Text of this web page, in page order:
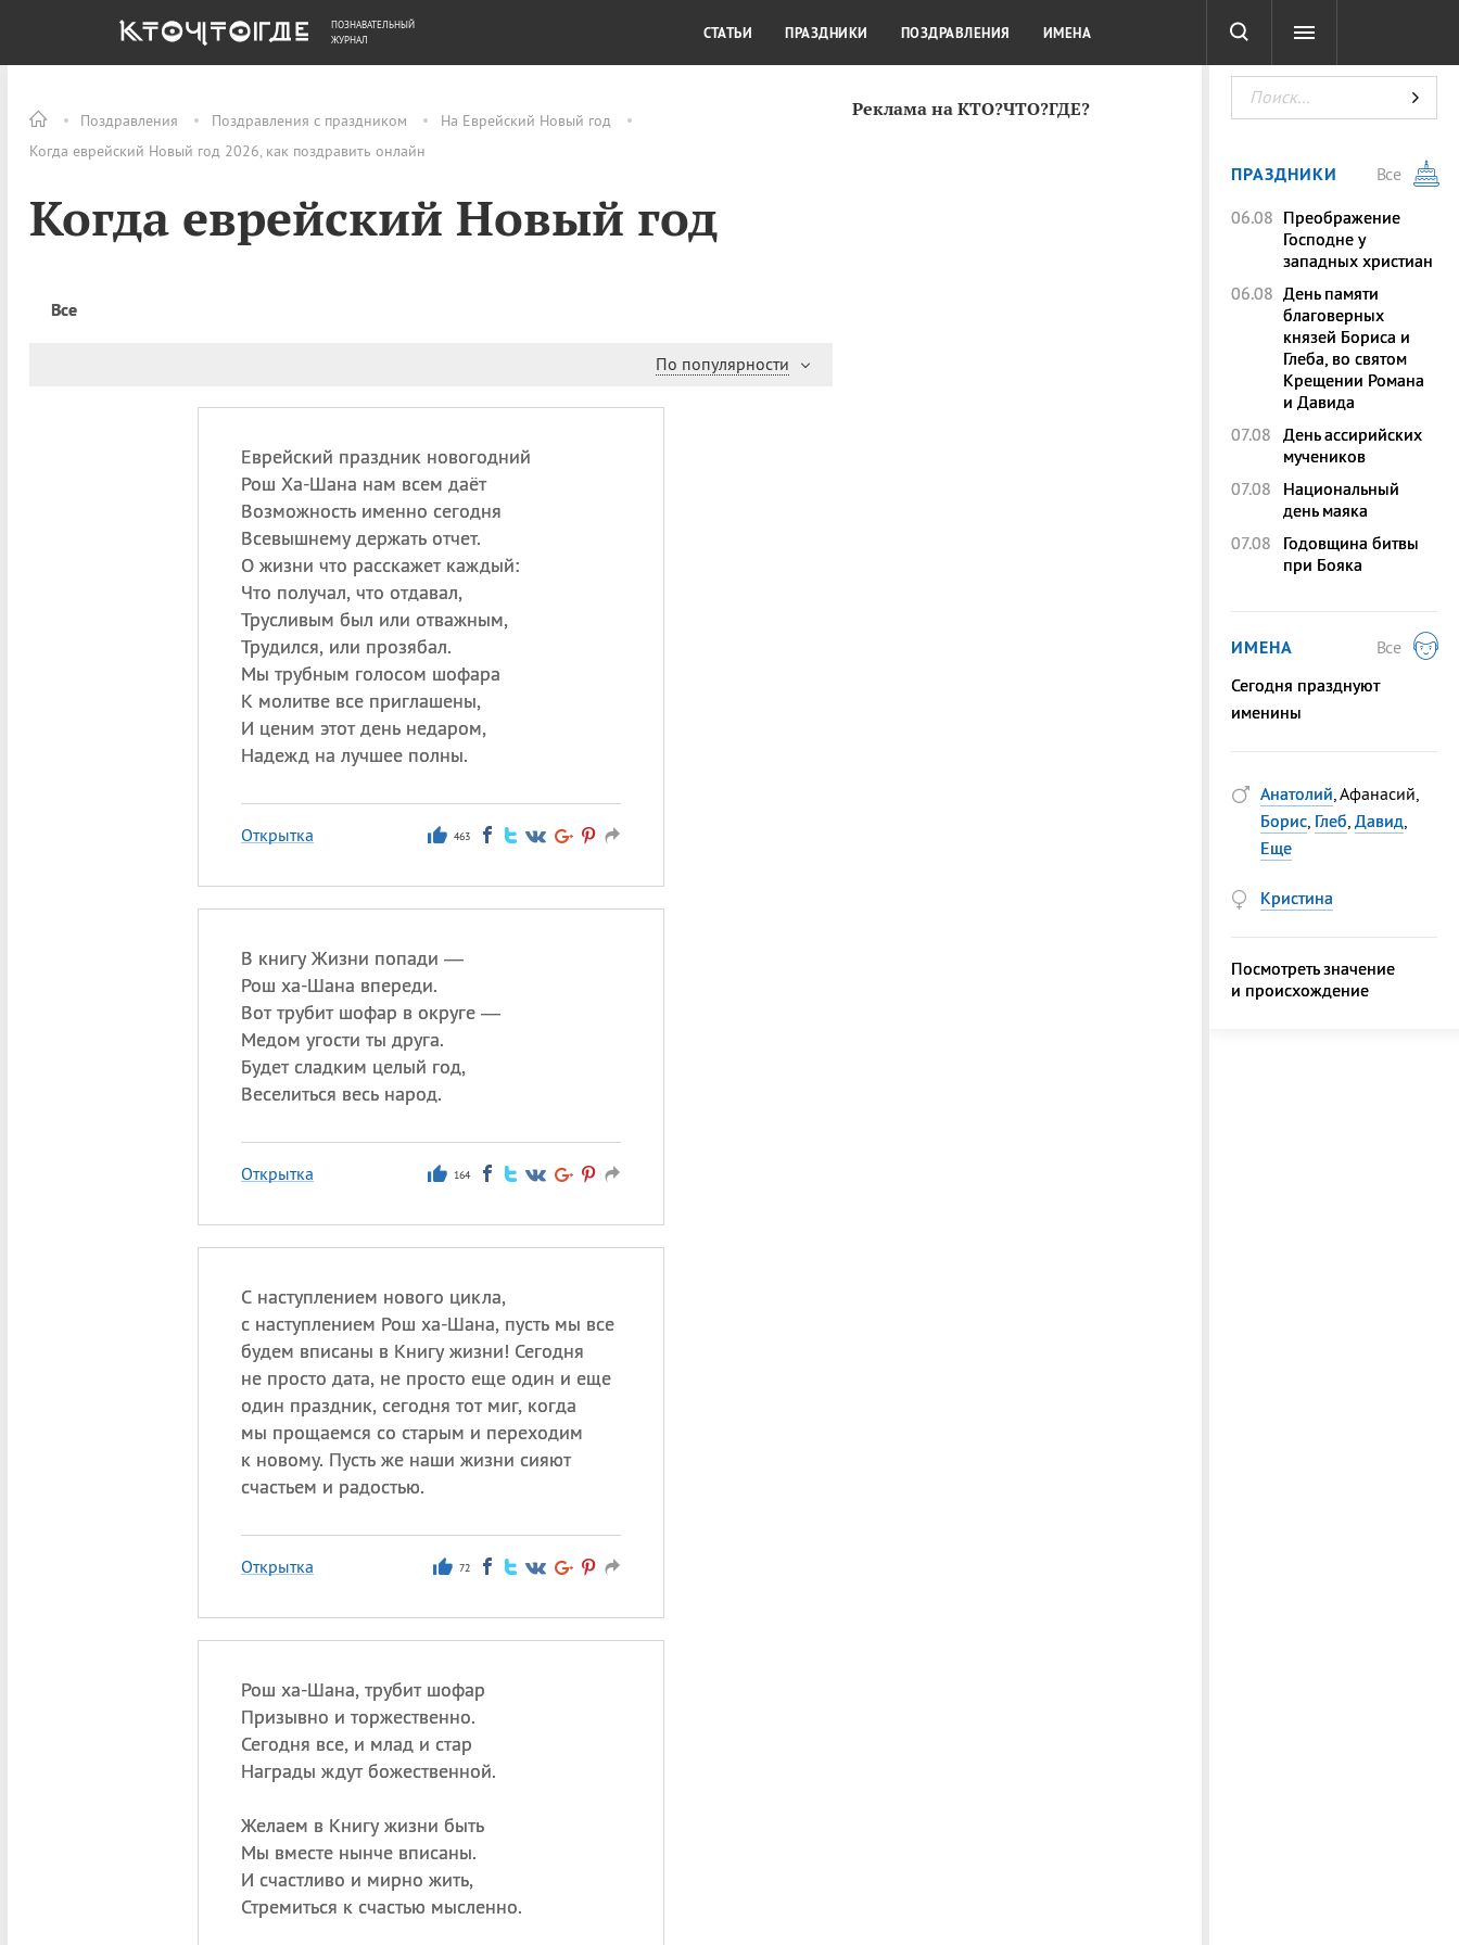
Поздравления Поздравления с праздником
На Еврейский Новый год
Когда еврейский Новый год 2026, как поздравить онлайн
Когда еврейский Новый год
Все
По популярности
Еврейский праздник новогодний
Рош Ха-Шана нам всем даёт
Возможность именно сегодня
Всевышнему держать отчет.
О жизни что расскажет каждый:
Что получал, что отдавал,
Трусливым был или отважным,
Трудился, или прозябал.
Мы трубным голосом шофара
К молитве все приглашены,
И ценим этот день недаром,
Надежд на лучшее полны.
Открытка 463
В книгу Жизни попади —
Рош ха-Шана впереди.
Вот трубит шофар в округе —
Медом угости ты друга.
Будет сладким целый год,
Веселиться весь народ.
Открытка 164
С наступлением нового цикла,
с наступлением Рош ха-Шана, пусть мы все
будем вписаны в Книгу жизни! Сегодня
не просто дата, не просто еще один и еще
один праздник, сегодня тот миг, когда
мы прощаемся со старым и переходим
к новому. Пусть же наши жизни сияют
счастьем и радостью.
Открытка 72
Рош ха-Шана, трубит шофар
Призывно и торжественно.
Сегодня все, и млад и стар
Награды ждут божественной.
Желаем в Книгу жизни быть
Мы вместе нынче вписаны.
И счастливо и мирно жить,
Стремиться к счастью мысленно.
Реклама на КТО?ЧТО?ГДЕ?
ОБЩЕСТВО ДЕНЬГИ КУЛЬТУРА КРАСОТА ТЕСТЫ
ПОЗНАВАТЕЛЬНЫЙ
ЖУРНАЛ
СТАТЬИ ПРАЗДНИКИ ПОЗДРАВЛЕНИЯ ИМЕНА
ПРАЗДНИКИ
Все
06.08 Преображение
Господне у
западных христиан
06.08 День памяти
благоверных
князей Бориса и
Глеба, во святом
Крещении Романа
и Давида
07.08 День ассирийских
мучеников
07.08
Национальный
день маяка
07.08
Годовщина битвы
при Бояка
ИМЕНА
Все
Сегодня празднуют
именины
Анатолий, Афанасий,
Борис, Глеб, Давид,
Еще
Кристина
Посмотреть значение
и происхождение